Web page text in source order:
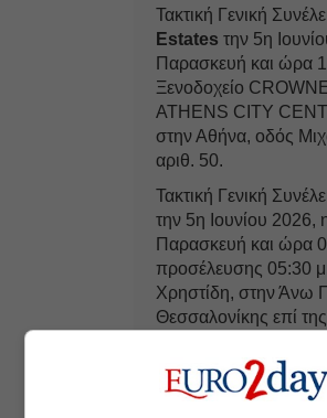
Τακτική Γενική
Estates την 5η
Παρασκευή και ώρα
Ξενοδοχείο
ATHENS CITY
στην Αθήνα, οδός
αριθ. 50.
Τακτική Γενική
την 5η Ιουνίου 2026,
Παρασκευή και ώρα
προσέλευσης 05:30
Χρηστίδη, στην Άνω
Θεσσαλονίκης επί
Χατζημπαλή».